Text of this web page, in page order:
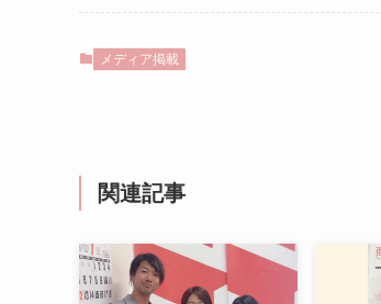
メディア掲載
関連記事